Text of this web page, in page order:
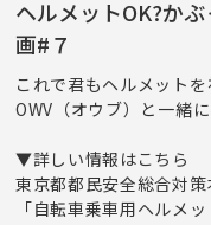
ヘルメットOK?か
画#７
これで君もヘルメット
OWV（オウブ）と一緒
▼詳しい情報はこちら
東京都都民安全総合対策
「自転車乗車用ヘルメッ